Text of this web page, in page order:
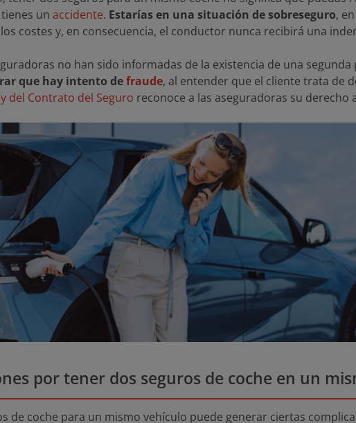
un accidente. Estarías en una situación de sobreseguro,
costes y, en consecuencia, el conductor nunca recibirá una
no han sido informadas de la existencia de una
que hay intento defraude, al entender que el cliente trata de
del Contrato del Seguro reconoce a las aseguradoras su derecho
por tener dos seguros de coche en un
de coche para un mismo vehículo puede generar ciertas